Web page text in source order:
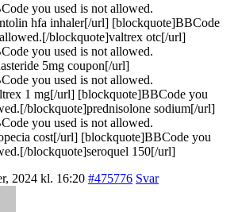
you used is not allowed.
hfa inhaler[/url] [blockquote]BBCode
blockquote]valtrex otc[/url]
you used is not allowed.
5mg coupon[/url]
you used is not allowed.
1 mg[/url] [blockquote]BBCode you
blockquote]prednisolone sodium[/url]
you used is not allowed.
cost[/url] [blockquote]BBCode you
blockquote]seroquel 150[/url]
2024 kl. 16:20 #475776 Svar